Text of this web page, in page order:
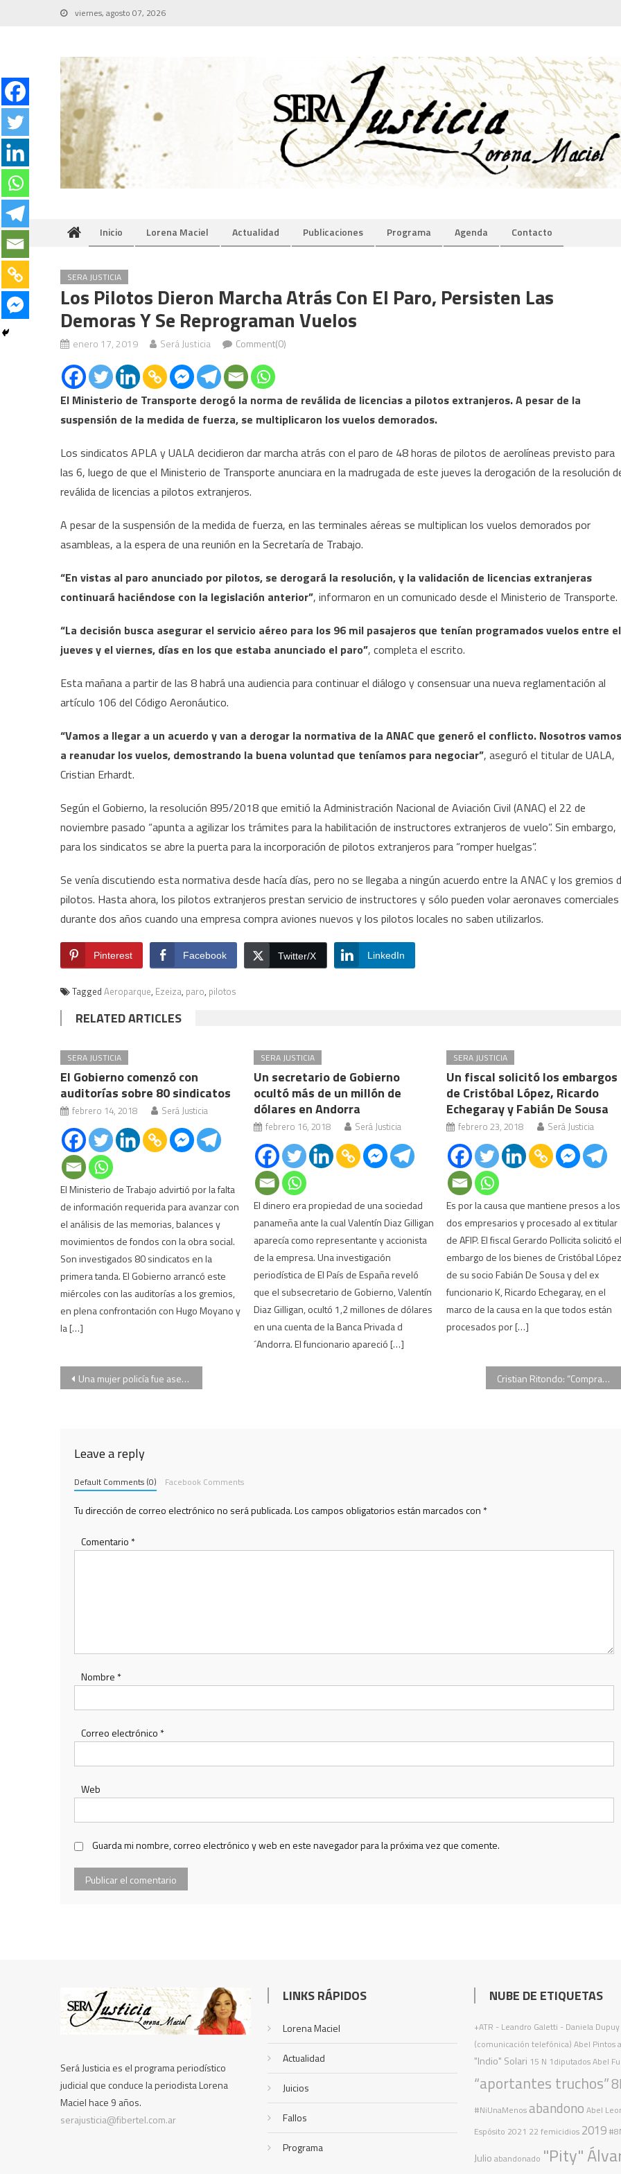
viernes, agosto 07, 2026
Inicio Lorena Maciel Actualidad Publicaciones Programa Agenda Contacto
SERA JUSTICIA
Los Pilotos Dieron Marcha Atrás Con El Paro, Persisten Las
Demoras Y Se Reprograman Vuelos
enero 17, 2019 Será Justicia Comment(0)
El Ministerio de Transporte derogó la norma de reválida de licencias a pilotos extranjeros. A pesar de la
suspensión de la medida de fuerza, se multiplicaron los vuelos demorados.
Los sindicatos APLA y UALA decidieron dar marcha atrás con el paro de 48 horas de pilotos de aerolíneas previsto para
las 6, luego de que el Ministerio de Transporte anunciara en la madrugada de este jueves la derogación de la resolución
reválida de licencias a pilotos extranjeros.
A pesar de la suspensión de la medida de fuerza, en las terminales aéreas se multiplican los vuelos demorados por
asambleas, a la espera de una reunión en la Secretaría de Trabajo.
“En vistas al paro anunciado por pilotos, se derogará la resolución, y la validación de licencias extranjeras
continuará haciéndose con la legislación anterior”, informaron en un comunicado desde el Ministerio de Transporte.
“La decisión busca asegurar el servicio aéreo para los 96 mil pasajeros que tenían programados vuelos entre el
jueves y el viernes, días en los que estaba anunciado el paro”, completa el escrito.
Esta mañana a partir de las 8 habrá una audiencia para continuar el diálogo y consensuar una nueva reglamentación al
artículo 106 del Código Aeronáutico.
“Vamos a llegar a un acuerdo y van a derogar la normativa de la ANAC que generó el conflicto. Nosotros vamos
a reanudar los vuelos, demostrando la buena voluntad que teníamos para negociar”, aseguró el titular de UALA,
Cristian Erhardt.
Según el Gobierno, la resolución 895/2018 que emitió la Administración Nacional de Aviación Civil (ANAC) el 22 de
noviembre pasado “apunta a agilizar los trámites para la habilitación de instructores extranjeros de vuelo”. Sin embargo,
para los sindicatos se abre la puerta para la incorporación de pilotos extranjeros para “romper huelgas”.
Se venía discutiendo esta normativa desde hacía días, pero no se llegaba a ningún acuerdo entre la ANAC y los gremios
pilotos. Hasta ahora, los pilotos extranjeros prestan servicio de instructores y sólo pueden volar aeronaves comerciales
durante dos años cuando una empresa compra aviones nuevos y los pilotos locales no saben utilizarlos.
Pinterest Facebook Twitter/X LinkedIn
Tagged Aeroparque, Ezeiza, paro, pilotos
RELATED ARTICLES
SERA JUSTICIA
El Gobierno comenzó con
auditorías sobre 80 sindicatos
febrero 14, 2018 Será Justicia
El Ministerio de Trabajo advirtió por la falta
de información requerida para avanzar con
el análisis de las memorias, balances y
movimientos de fondos con la obra social.
Son investigados 80 sindicatos en la
primera tanda. El Gobierno arrancó este
miércoles con las auditorías a los gremios,
en plena confrontación con Hugo Moyano y
la […]
SERA JUSTICIA
Un secretario de Gobierno
ocultó más de un millón de
dólares en Andorra
febrero 16, 2018 Será Justicia
El dinero era propiedad de una sociedad
panameña ante la cual Valentín Diaz Gilligan
aparecía como representante y accionista
de la empresa. Una investigación
periodística de El País de España reveló
que el subsecretario de Gobierno, Valentín
Diaz Gilligan, ocultó 1,2 millones de dólares
en una cuenta de la Banca Privada d
´Andorra. El funcionario apareció […]
SERA JUSTICIA
Un fiscal solicitó los embargos
de Cristóbal López, Ricardo
Echegaray y Fabián De Sousa
febrero 23, 2018 Será Justicia
Es por la causa que mantiene presos a los
dos empresarios y procesado al ex titular
de AFIP. El fiscal Gerardo Pollicita solicitó
embargo de los bienes de Cristóbal
de su socio Fabián De Sousa y del ex
funcionario K, Ricardo Echegaray, en el
marco de la causa en la que todos están
procesados por […]
Navegación
Una mujer policía fue asesinada por su novio, también integrante de la fuerza Cristian Ritondo: “Compramos pistolas Taser para el grupo Halcón”
Leave a reply
Default Comments (0) Facebook Comments
Tu dirección de correo electrónico no será publicada.Los campos obligatorios están marcados con *
Comentario *
Nombre *
Correo electrónico *
Web
Guarda mi nombre, correo electrónico y web en este navegador para la próxima vez que comente.
Será Justicia es el programa periodístico
judicial que conduce la periodista Lorena
Maciel hace 9 años.
serajusticia@fibertel.com.ar
LINKS RÁPIDOS
Lorena Maciel
Actualidad
Juicios
Fallos
Programa
NUBE DE ETIQUETAS
+ATR - Leandro Galetti - Daniela
(comunicación telefónica) Abel Pintos
"Indio" Solari 15 N 1diputadosAbel
“aportantes truchos”
#NiUnaMenosabandono Abel
Espósito 2021 22 femicidios 2019
Julio abandonado "Pity"